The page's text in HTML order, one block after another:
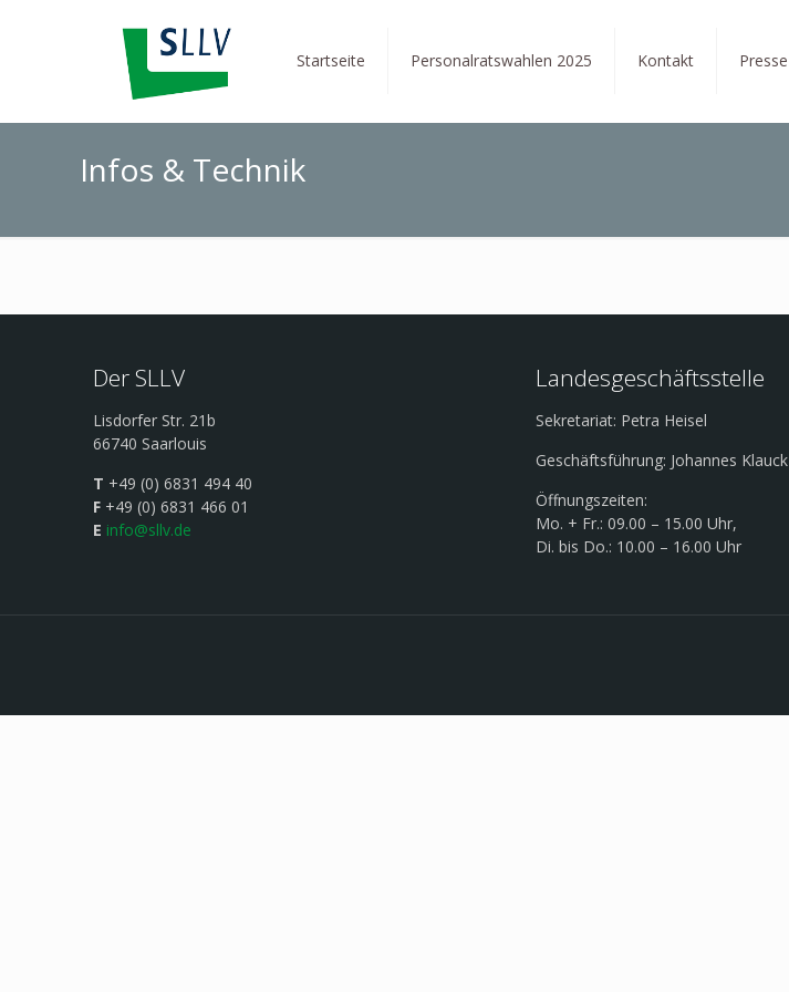
Startseite Personalratswahlen 2025 Kontakt Presse
Infos & Technik
Der SLLV
Lisdorfer Str. 21b
66740 Saarlouis
T +49 (0) 6831 494 40
F +49 (0) 6831 466 01
E info@sllv.de
Landesgeschäftsstelle
Sekretariat: Petra Heisel
Geschäftsführung: Johannes Klauck
Öffnungszeiten:
Mo. + Fr.: 09.00 – 15.00 Uhr,
Di. bis Do.: 10.00 – 16.00 Uhr